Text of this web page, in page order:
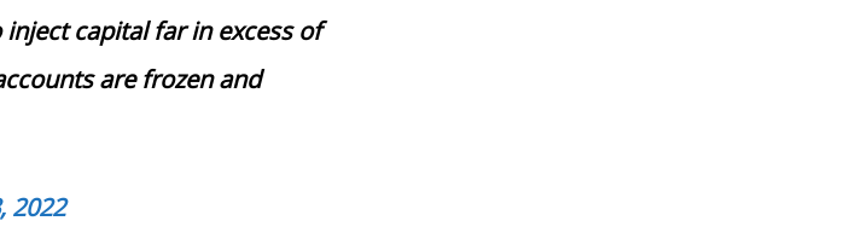
capital far in excess of
are frozen and
2022